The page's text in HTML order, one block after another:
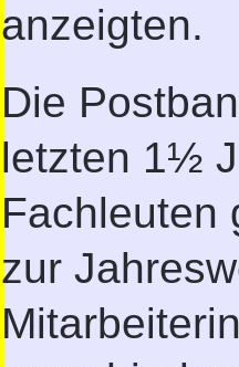
anzeigten.
Die
letzten 1½
Fachleuten
zur